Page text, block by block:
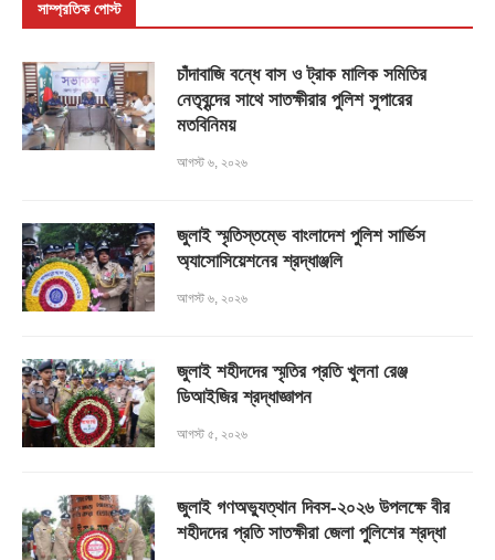
সাম্প্রতিক পোস্ট
চাঁদাবাজি বন্ধে বাস ও ট্রাক মালিক সমিতির
নেতৃবৃন্দের সাথে সাতক্ষীরার পুলিশ সুপারের
মতবিনিময়
আগস্ট ৬, ২০২৬
জুলাই স্মৃতিস্তম্ভে বাংলাদেশ পুলিশ সার্ভিস
অ্যাসোসিয়েশনের শ্রদ্ধাঞ্জলি
আগস্ট ৬, ২০২৬
জুলাই শহীদদের স্মৃতির প্রতি খুলনা রেঞ্জ
ডিআইজির শ্রদ্ধাজ্ঞাপন
আগস্ট ৫, ২০২৬
জুলাই গণঅভ্যুত্থান দিবস-২০২৬ উপলক্ষে বীর
শহীদদের প্রতি সাতক্ষীরা জেলা পুলিশের শ্রদ্ধা